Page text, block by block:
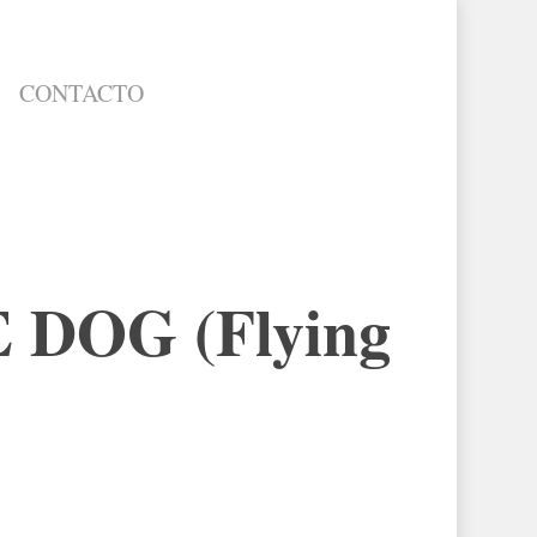
CONTACTO
DOG (Flying